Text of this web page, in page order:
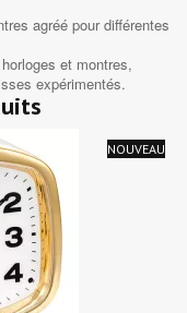
agréé pour différentes
et montres,
expérimentés.
NOUVEAU